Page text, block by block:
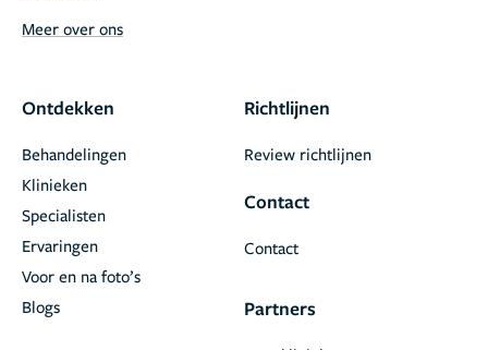
Meer over ons
Ontdekken
Behandelingen
Klinieken
Specialisten
Ervaringen
Voor en na foto’s
Blogs
Richtlijnen
Review richtlijnen
Contact
Contact
Partners